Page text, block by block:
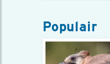
Populair